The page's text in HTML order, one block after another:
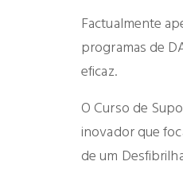
Factualmente
programas de
eficaz.
O Curso de
inovador que
de um